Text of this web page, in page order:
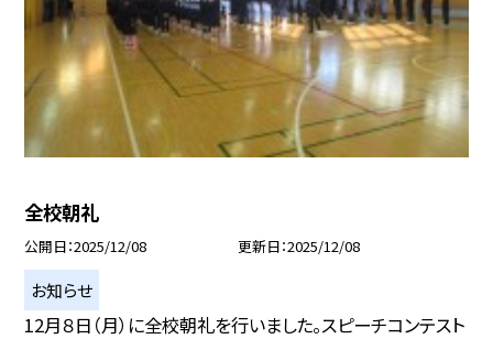
全校朝礼
公開日 2025/12/08 更新日 2025/12/08
お知らせ
12月８日（月）に全校朝礼を行いました。スピーチコンテスト